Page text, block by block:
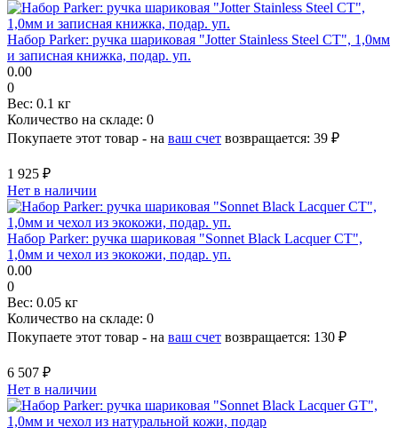
Набор Parker: ручка шариковая "Jotter Stainless Steel CT", 1,0мм
и записная книжка, подар. уп.
0.00
0
Вес: 0.1 кг
Количество на складе: 0
Покупаете этот товар - на ваш счет возвращается: 39 ₽
1 925 ₽
Нет в наличии
Набор Parker: ручка шариковая "Sonnet Black Lacquer CT",
1,0мм и чехол из экокожи, подар. уп.
0.00
0
Вес: 0.05 кг
Количество на складе: 0
Покупаете этот товар - на ваш счет возвращается: 130 ₽
6 507 ₽
Нет в наличии